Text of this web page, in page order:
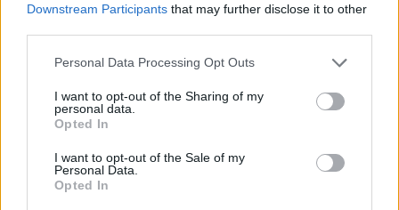
Downstream Participants that may further disclose it to other
Personal Data Processing Opt Outs
I want to opt-out of the Sharing of my
personal data.
Opted In
I want to opt-out of the Sale of my
Personal Data.
Opted In
Kaip gerai miestiečiai
pažįsta kultūrinę
Klaipėdą: rezultatas
Aušra Butkevičienė:
negaliu atskirti, kur -
darbas, o kur - pomėgis